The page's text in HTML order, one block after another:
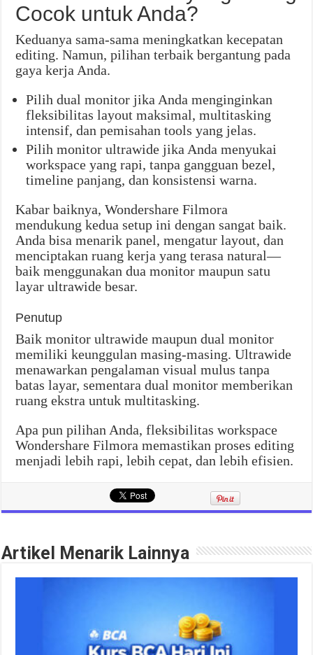
Cocok untuk Anda?
Keduanya sama-sama meningkatkan kecepatan
editing. Namun, pilihan terbaik bergantung pada
gaya kerja Anda.
Pilih dual monitor jika Anda menginginkan
fleksibilitas layout maksimal, multitasking
intensif, dan pemisahan tools yang jelas.
Pilih monitor ultrawide jika Anda menyukai
workspace yang rapi, tanpa gangguan bezel,
timeline panjang, dan konsistensi warna.
Kabar baiknya, Wondershare Filmora
mendukung kedua setup ini dengan sangat baik.
Anda bisa menarik panel, mengatur layout, dan
menciptakan ruang kerja yang terasa natural—
baik menggunakan dua monitor maupun satu
layar ultrawide besar.
Penutup
Baik monitor ultrawide maupun dual monitor
memiliki keunggulan masing-masing. Ultrawide
menawarkan pengalaman visual mulus tanpa
batas layar, sementara dual monitor memberikan
ruang ekstra untuk multitasking.
Apa pun pilihan Anda, fleksibilitas workspace
Wondershare Filmora memastikan proses editing
menjadi lebih rapi, lebih cepat, dan lebih efisien.
Artikel Menarik Lainnya